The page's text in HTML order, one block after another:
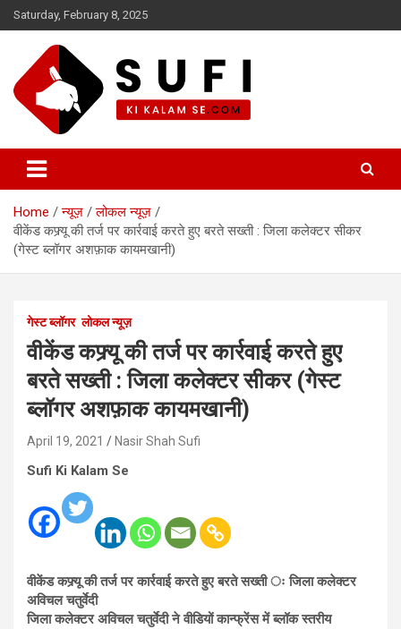
Skip
to
Saturday, February 8, 2025
सूफी की कलम से
Home न्यूज़
लोकल न्यूज़
वीकेंड कफ्र्यू की तर्ज पर कार्रवाई करते हुए बरते सख्ती : जिला कलेक्टर सीकर
(गेस्ट ब्लॉगर अशफ़ाक कायमखानी)
गेस्ट ब्लॉगर लोकल न्यूज़
वीकेंड कफ्र्यू की तर्ज पर कार्रवाई करते हुए
बरते सख्ती : जिला कलेक्टर सीकर (गेस्ट
ब्लॉगर अशफ़ाक कायमखानी)
April 19, 2021 Nasir Shah Sufi
Sufi Ki Kalam Se
वीकेंड कफ्र्यू की तर्ज पर कार्रवाई करते हुए बरते सख्ती ः जिला कलेक्टर
अविचल चतुर्वेदी
जिला कलेक्टर अविचल चतुर्वेदी ने वीडियों कान्फ्रेंस में ब्लॉक स्तरीय